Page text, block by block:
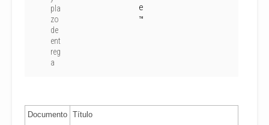
pla
zo
de
ent
reg
a
e
™
Documento Título